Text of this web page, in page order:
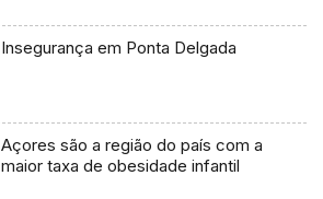
Insegurança em Ponta Delgada
Açores são a região do país com a
maior taxa de obesidade infantil